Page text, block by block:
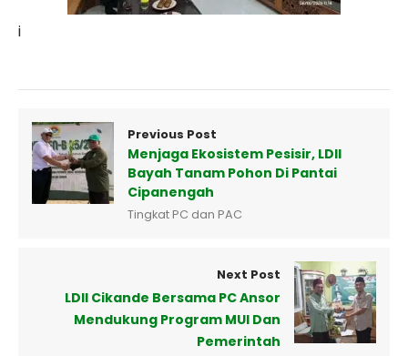
i
Previous Post
Menjaga Ekosistem Pesisir, LDII
Bayah Tanam Pohon Di Pantai
Cipanengah
Tingkat PC dan PAC
Next Post
LDII Cikande Bersama PC Ansor
Mendukung Program MUI Dan
Pemerintah